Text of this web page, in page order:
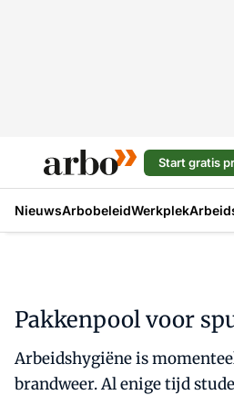
Start gratis
NieuwsArbobeleidWerkplek
Pakkenpool voor
Arbeidshygiëne is
brandweer. Al enige tijd